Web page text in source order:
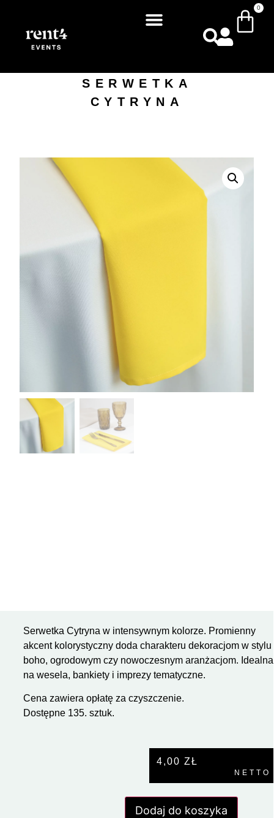
0
SERWETKA
CYTRYNA
Serwetka Cytryna w intensywnym kolorze. Promienny
akcent kolorystyczny doda charakteru dekoracjom w stylu
boho, ogrodowym czy nowoczesnym aranżacjom. Idealna
na wesela, bankiety i imprezy tematyczne.
Cena zawiera opłatę za czyszczenie.
Dostępne 135. sztuk.
4,00 ZŁ
NETTO
Dodaj do koszyka